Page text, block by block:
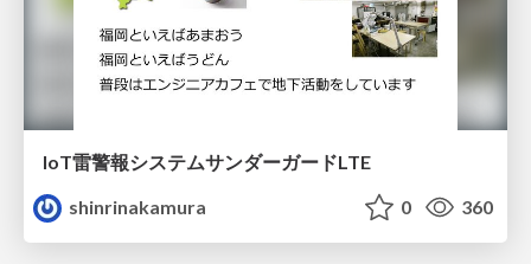
IoT雷警報システムサンダーガードLTE
shinrinakamura
0 360